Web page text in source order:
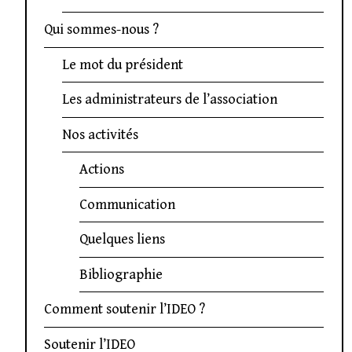
Qui sommes-nous ?
Le mot du président
Les administrateurs de l’association
Nos activités
Actions
Communication
Quelques liens
Bibliographie
Comment soutenir l’IDEO ?
Soutenir l’IDEO